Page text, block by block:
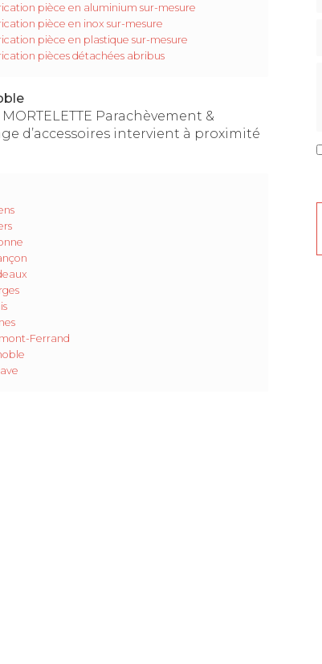
pièce en aluminium sur-mesure
pièce en inox sur-mesure
pièce en plastique sur-mesure
pièces détachées abribus
MORTELETTE Parachèvement &
d’accessoires intervient à proximité
Ferrand